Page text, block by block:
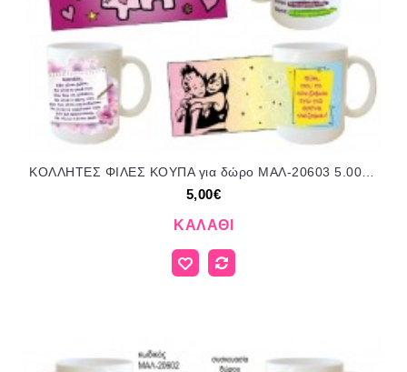
5,00€
ΚΑΛΆΘΙ